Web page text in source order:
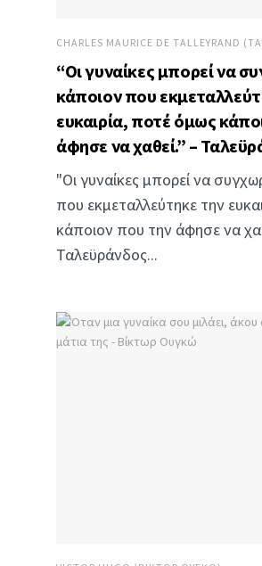
CHARLES MAURICE DE TALLEYRAND
“Οι γυναίκες μπορεί να
κάποιον που
ευκαιρία, ποτέ όμως
άφησε να χαθεί.” –
"Οι γυναίκες μπορεί να
που εκμεταλλεύτηκε την
κάποιον που την άφησε να
Ταλεϋράνδος...